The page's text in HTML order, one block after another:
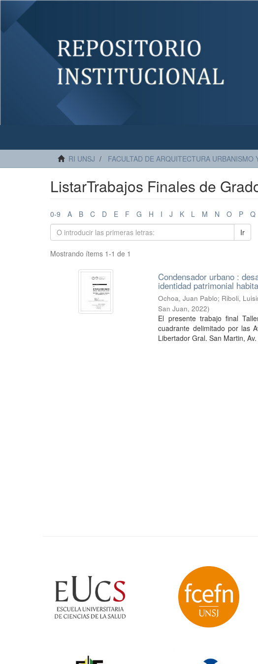
RI UNSJ FACULTAD DE ARQUITECTURA URBANISMO
ListarTrabajos Finales de
0-9 A B C D E F G H I J K L M N O P Q
Ir
Mostrando ítems 1-1 de 1
Condensador urbano :
identidad patrimonial
Ochoa, Juan Pablo; Riboli,
San Juan,2022)
El presente trabajo final
cuadrante delimitado por las
Libertador Gral. San Martin,